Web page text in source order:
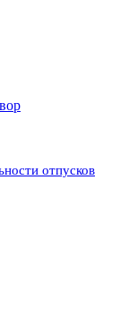
отпусков